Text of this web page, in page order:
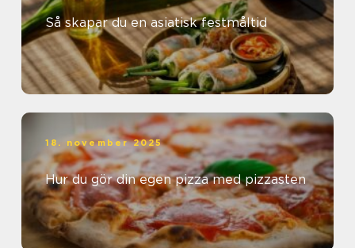
Så skapar du en asiatisk festmåltid
18. november 2025
Hur du gör din egen pizza med pizzasten